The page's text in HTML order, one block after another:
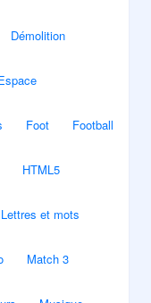
Démolition
Foot Football
HTML5
Lettres et mots
Match 3